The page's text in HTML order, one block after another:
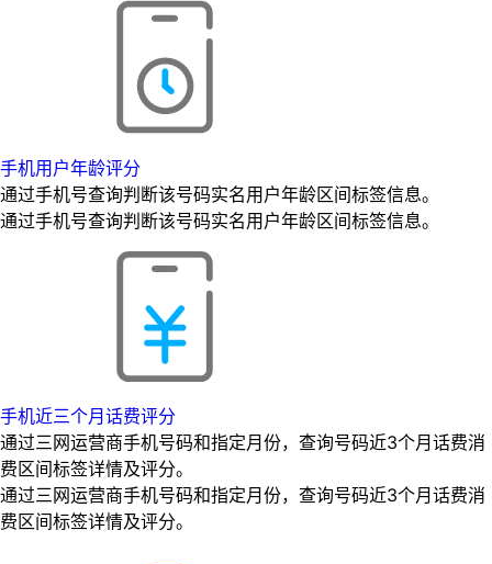
手机用户年龄评分
通过手机号查询判断该号码实名用户年龄区间标签信息。
通过手机号查询判断该号码实名用户年龄区间标签信息。
手机近三个月话费评分
通过三网运营商手机号码和指定月份，查询号码近3个月话费消
费区间标签详情及评分。
通过三网运营商手机号码和指定月份，查询号码近3个月话费消
费区间标签详情及评分。